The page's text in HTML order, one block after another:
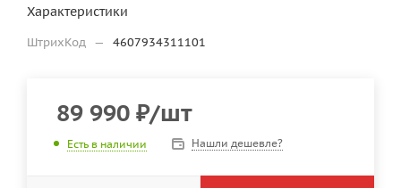
Характеристики
ШтрихКод — 4607934311101
89 990 ₽/шт
Есть в наличии Нашли дешевле?